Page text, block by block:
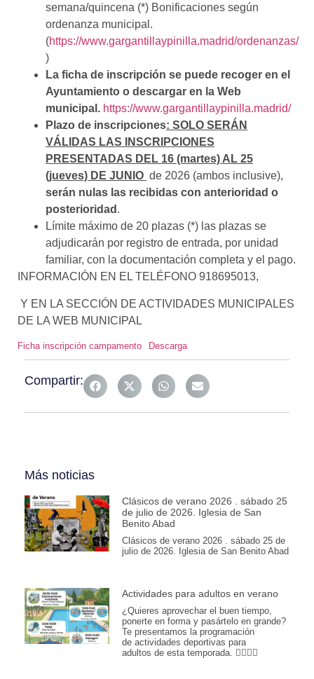
semana/quincena (*) Bonificaciones según
ordenanza municipal.
(https://www.gargantillaypinilla.madrid/ordenanzas/
)
La ficha de inscripción se puede recoger en el
Ayuntamiento o descargar en la Web
municipal. https://www.gargantillaypinilla.madrid/
Plazo de inscripciones: SOLO SERÁN
VÁLIDAS LAS INSCRIPCIONES
PRESENTADAS DEL 16 (martes)AL 25
(jueves) DE JUNIO de 2026 (ambos inclusive),
serán nulas las recibidas con anterioridad o
posterioridad .
Límite máximo de 20 plazas (*) las plazas se
adjudicarán por registro de entrada, por unidad
familiar, con la documentación completa y el pago.
INFORMACIÓN EN EL TELÉFONO 918695013,
Y EN LA SECCIÓN DE ACTIVIDADES MUNICIPALES
DE LA WEB MUNICIPAL
Ficha inscripción campamento Descarga
Compartir:
Más noticias
Clásicos de verano 2026 . sábado 25
de julio de 2026. Iglesia de San
Benito Abad
Clásicos de verano 2026 . sábado 25 de
julio de 2026. Iglesia de San Benito Abad
Actividades para adultos en verano
¿Quieres aprovechar el buen tiempo,
ponerte en forma y pasártelo en grande?
Te presentamos la programación
de actividades deportivas para
adultos de esta temporada. 🏊‍♂️💪🎾